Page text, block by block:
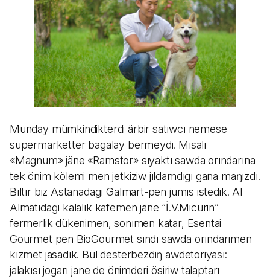
Munday mümkindikterdi ärbir satıwcı nemese
supermarketter bagalay bermeydi. Mısalı
«Magnum» jäne «Ramstor» sıyaktı sawda orındarına
tek önim kölemi men jetkiziw jıldamdıgı gana maŋızdı.
Bıltır biz Astanadagı Galmart-pen jumıs istedik. Al
Almatıdagı kalalık kafemen jäne “İ.V.Micurin”
fermerlik dükenimen, sonımen katar, Esentai
Gourmet pen BioGourmet sındı sawda orındarımen
kızmet jasadık. Bul desterbezdiŋ awdetoriyası:
jalakısı jogarı jane de önimderi ösiriw talaptarı